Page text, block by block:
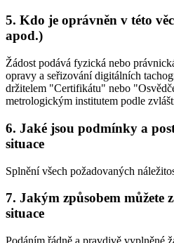
5. Kdo je oprávněn v této
apod.)
Žádost podává fyzická nebo
opravy a seřizování digitálních
držitelem "Certifikátu" nebo
metrologickým institutem podle
6. Jaké jsou podmínky a
situace
Splnění všech požadovaných
7. Jakým způsobem můžete
situace
Podáním řádně a pravdivě vyplněné